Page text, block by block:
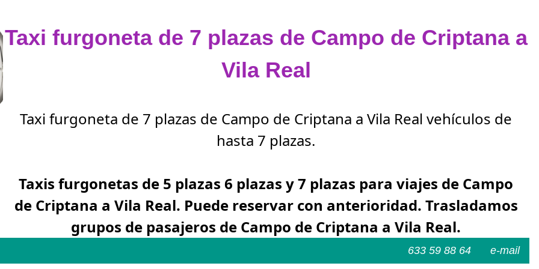
Taxi furgoneta de 7 plazas de Campo de Criptana a
Vila Real
Taxi furgoneta de 7 plazas de Campo de Criptana a Vila Real vehículos de
hasta 7 plazas.
Taxis furgonetas de 5 plazas 6 plazas y 7 plazas para viajes de Campo
de Criptana a Vila Real. Puede reservar con anterioridad. Trasladamos
grupos de pasajeros de Campo de Criptana a Vila Real.
e-mail
633 59 88 64